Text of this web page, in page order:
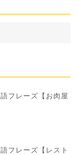
フレーズ【お肉屋
フレーズ【レスト